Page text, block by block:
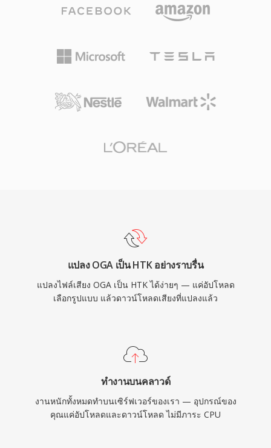
แปลง OGA เป็น HTK อย่างราบรื่น
แปลงไฟล์เสียง OGA เป็น HTK ได้ง่ายๆ — แค่อัปโหลด
เลือกรูปแบบ แล้วดาวน์โหลดเสียงที่แปลงแล้ว
ทำงานบนคลาวด์
งานหนักทั้งหมดทำบนเซิร์ฟเวอร์ของเรา — อุปกรณ์ของ
คุณแค่อัปโหลดและดาวน์โหลด ไม่มีภาระ CPU